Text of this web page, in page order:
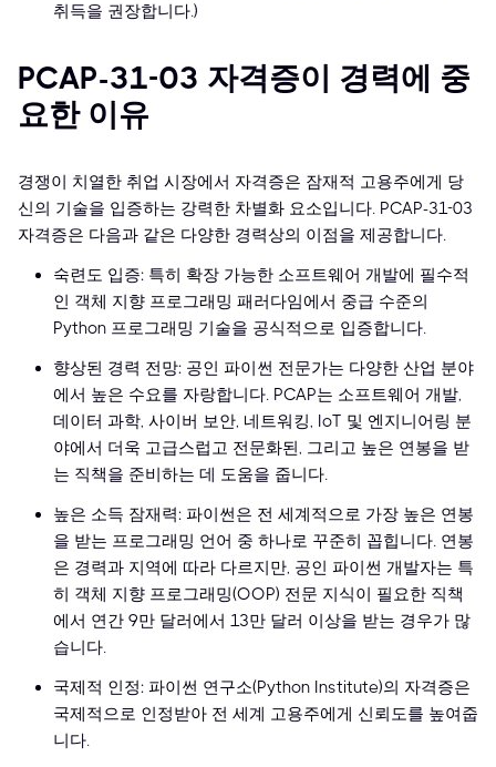
취득을 권장합니다.)
PCAP-31-03 자격증이 경력에 중
요한 이유
경쟁이 치열한 취업 시장에서 자격증은 잠재적 고용주에게 당
신의 기술을 입증하는 강력한 차별화 요소입니다. PCAP-31-03
자격증은 다음과 같은 다양한 경력상의 이점을 제공합니다.
숙련도 입증: 특히 확장 가능한 소프트웨어 개발에 필수적
인 객체 지향 프로그래밍 패러다임에서 중급 수준의
Python 프로그래밍 기술을 공식적으로 입증합니다.
향상된 경력 전망: 공인 파이썬 전문가는 다양한 산업 분야
에서 높은 수요를 자랑합니다. PCAP는 소프트웨어 개발,
데이터 과학, 사이버 보안, 네트워킹, IoT 및 엔지니어링 분
야에서 더욱 고급스럽고 전문화된, 그리고 높은 연봉을 받
는 직책을 준비하는 데 도움을 줍니다.
높은 소득 잠재력: 파이썬은 전 세계적으로 가장 높은 연봉
을 받는 프로그래밍 언어 중 하나로 꾸준히 꼽힙니다. 연봉
은 경력과 지역에 따라 다르지만, 공인 파이썬 개발자는 특
히 객체 지향 프로그래밍(OOP) 전문 지식이 필요한 직책
에서 연간 9만 달러에서 13만 달러 이상을 받는 경우가 많
습니다.
국제적 인정: 파이썬 연구소(Python Institute)의 자격증은
국제적으로 인정받아 전 세계 고용주에게 신뢰도를 높여줍
니다.